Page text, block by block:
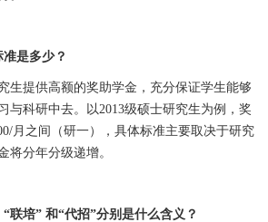
是多少？
生提供高额的奖助学金，充分保证学生能够
与科研中去。以2013级硕士研究生为例，奖
月之间（研一），具体标准主要取决于研究
将分年分级递增。
联培” 和“代招”分别是什么含义？